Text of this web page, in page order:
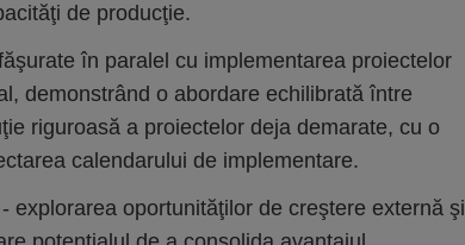
de producţie.
în paralel cu implementarea proiectelor
demonstrând o abordare echilibrată între
riguroasă a proiectelor deja demarate, cu o
calendarului de implementare.
explorarea oportunităţilor de creştere externă şi